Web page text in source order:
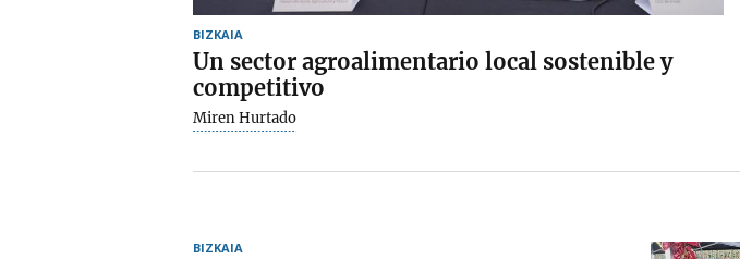
BIZKAIA
Un sector agroalimentario local sostenible y
competitivo
Miren Hurtado
BIZKAIA